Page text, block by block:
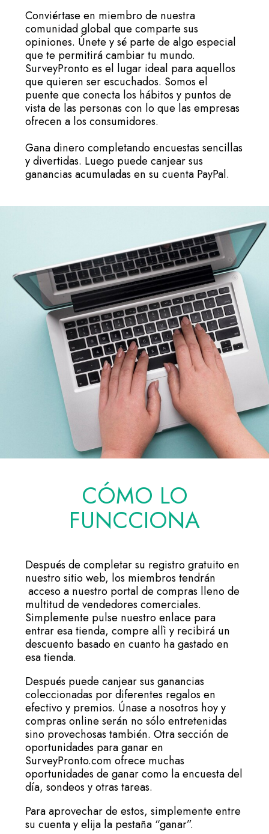
Conviértase en miembro de nuestra
comunidad global que comparte sus
opiniones. Únete y sé parte de algo especial
que te permitirá cambiar tu mundo.
SurveyPronto es el lugar ideal para aquellos
que quieren ser escuchados. Somos el
puente que conecta los hábitos y puntos de
vista de las personas con lo que las empresas
ofrecen a los consumidores.
Gana dinero completando encuestas sencillas
y divertidas. Luego puede canjear sus
ganancias acumuladas en su cuenta PayPal.
CÓMO LO
FUNCCIONA
Después de completar su registro gratuito en
nuestro sitio web, los miembros tendrán
acceso a nuestro portal de compras lleno de
multitud de vendedores comerciales.
Simplemente pulse nuestro enlace para
entrar esa tienda, compre allì y recibirá un
descuento basado en cuanto ha gastado en
esa tienda.
Después puede canjear sus ganancias
coleccionadas por diferentes regalos en
efectivo y premios. Únase a nosotros hoy y
compras online serán no sólo entretenidas
sino provechosas también. Otra sección de
oportunidades para ganar en
SurveyPronto.com ofrece muchas
oportunidades de ganar como la encuesta del
día, sondeos y otras tareas.
Para aprovechar de estos, simplemente entre
su cuenta y elija la pestaña “ganar”.